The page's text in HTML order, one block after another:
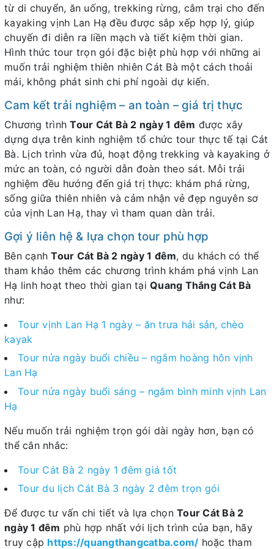
từ di chuyển, ăn uống, trekking rừng, cắm trại cho đến
kayaking vịnh Lan Hạ đều được sắp xếp hợp lý, giúp
chuyến đi diễn ra liền mạch và tiết kiệm thời gian.
Hình thức tour trọn gói đặc biệt phù hợp với những ai
muốn trải nghiệm thiên nhiên Cát Bà một cách thoải
mái, không phát sinh chi phí ngoài dự kiến.
Cam kết trải nghiệm – an toàn – giá trị thực
Chương trìnhTour Cát Bà 2 ngày 1 đêm được xây
dựng dựa trên kinh nghiệm tổ chức tour thực tế tại Cát
Bà. Lịch trình vừa đủ, hoạt động trekking và kayaking ở
mức an toàn, có người dẫn đoàn theo sát. Mỗi trải
nghiệm đều hướng đến giá trị thực: khám phá rừng,
sống giữa thiên nhiên và cảm nhận vẻ đẹp nguyên sơ
của vịnh Lan Hạ, thay vì tham quan dàn trải.
Gợi ý liên hệ & lựa chọn tour phù hợp
Bên cạnhTour Cát Bà 2 ngày 1 đêm, du khách có thể
tham khảo thêm các chương trình khám phá vịnh Lan
Hạ linh hoạt theo thời gian tại Quang Thắng Cát Bà
như:
Tour vịnh Lan Hạ 1 ngày – ăn trưa hải sản, chèo
kayak
Tour nửa ngày buổi chiều – ngắm hoàng hôn vịnh
Lan Hạ
Tour nửa ngày buổi sáng – ngắm bình minh vịnh Lan
Hạ
Nếu muốn trải nghiệm trọn gói dài ngày hơn, bạn có
thể cân nhắc:
Tour Cát Bà 2 ngày 1 đêm giá tốt
Tour du lịch Cát Bà 3 ngày 2 đêm trọn gói
Để được tư vấn chi tiết và lựa chọn Tour Cát Bà 2
ngày 1 đêm phù hợp nhất với lịch trình của bạn, hãy
truy cập https://quangthangcatba.com/ hoặc tham